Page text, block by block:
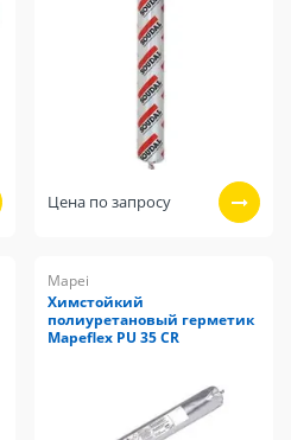
Цена по запросу
Mapei
Химстойкий
полиуретановый герметик
Mapeflex PU 35 CR